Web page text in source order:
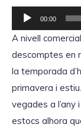
e
d
00:00
A nivell
descomptes en
la temporada
primavera i
vegades a
estocs alhora